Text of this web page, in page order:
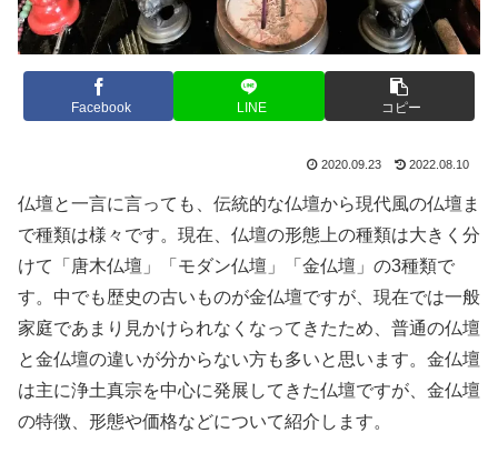
Facebook LINE コピー
2020.09.23 2022.08.10
仏壇と一言に言っても、伝統的な仏壇から現代風の仏壇ま
で種類は様々です。現在、仏壇の形態上の種類は大きく分
けて「唐木仏壇」「モダン仏壇」「金仏壇」の3種類で
す。中でも歴史の古いものが金仏壇ですが、現在では一般
家庭であまり見かけられなくなってきたため、普通の仏壇
と金仏壇の違いが分からない方も多いと思います。金仏壇
は主に浄土真宗を中心に発展してきた仏壇ですが、金仏壇
の特徴、形態や価格などについて紹介します。